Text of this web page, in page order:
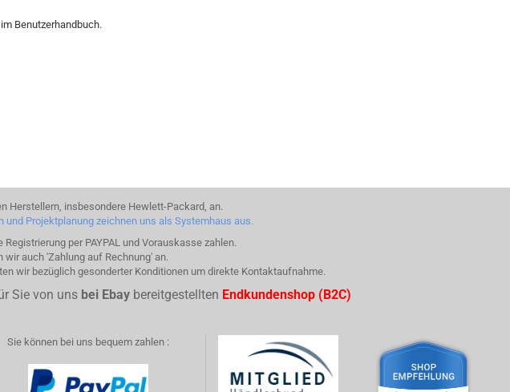
Benutzerhandbuch.
Herstellern, insbesondere Hewlett-Packard, an.
Projektplanung zeichnen uns als Systemhaus aus.
per PAYPAL und Vorauskasse zahlen.
auch 'Zahlung auf Rechnung' an.
wir bezüglich gesonderter Konditionen um direkte Kontaktaufnahme.
Sie von uns bei Ebaybereitgestellten Endkundenshop (B2C)
Sie können bei uns bequem zahlen :